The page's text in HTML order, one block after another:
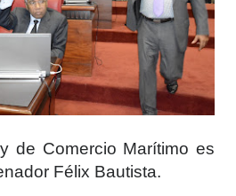
de Comercio Marítimo es
Félix Bautista.